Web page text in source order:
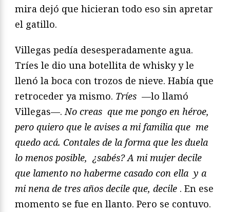
mira dejó que hicieran todo eso sin apretar
el gatillo.
Villegas pedía desesperadamente agua.
Tríes le dio una botellita de whisky y le
llenó la boca con trozos de nieve. Había que
retroceder ya mismo. Tríes —lo llamó
Villegas—. No creas que me pongo en héroe,
pero quiero que le avises a mi familia que me
quedo acá. Contales de la forma que les duela
lo menos posible, ¿sabés? A mi mujer decile
que lamento no haberme casado con ella y a
mi nena de tres años decile que, decile . En ese
momento se fue en llanto. Pero se contuvo.